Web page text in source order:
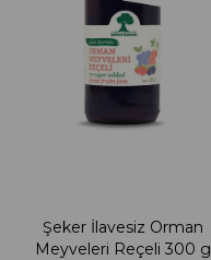
Şeker İlavesiz Orman
Meyveleri Reçeli 300 g